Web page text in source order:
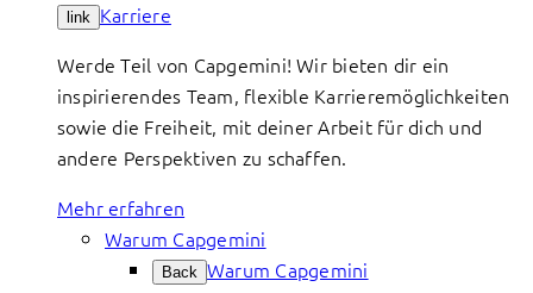
link Karriere
Werde Teil von Capgemini! Wir bieten dir ein
inspirierendes Team, flexible Karrieremöglichkeiten
sowie die Freiheit, mit deiner Arbeit für dich und
andere Perspektiven zu schaffen.
Mehr erfahren
Warum Capgemini
Back Warum Capgemini